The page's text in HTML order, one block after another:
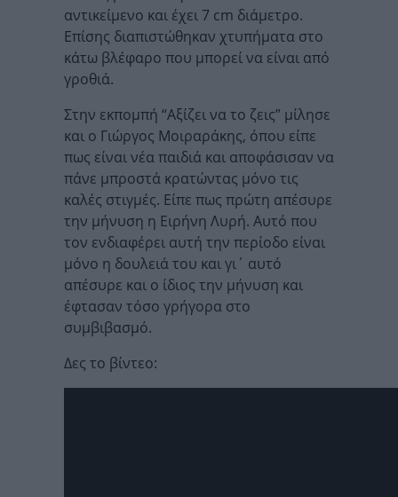
αντικείμενο και έχει 7 cm διάμετρο.
Επίσης διαπιστώθηκαν χτυπήματα στο
κάτω βλέφαρο που μπορεί να είναι από
γροθιά.
Στην εκπομπή “Αξίζει να το ζεις” μίλησε
και ο Γιώργος Μοιραράκης, όπου είπε
πως είναι νέα παιδιά και αποφάσισαν να
πάνε μπροστά κρατώντας μόνο τις
καλές στιγμές. Είπε πως πρώτη απέσυρε
την μήνυση η Ειρήνη Λυρή. Αυτό που
τον ενδιαφέρει αυτή την περίοδο είναι
μόνο η δουλειά του και γι΄ αυτό
απέσυρε και ο ίδιος την μήνυση και
έφτασαν τόσο γρήγορα στο
συμβιβασμό.
Δες το βίντεο: